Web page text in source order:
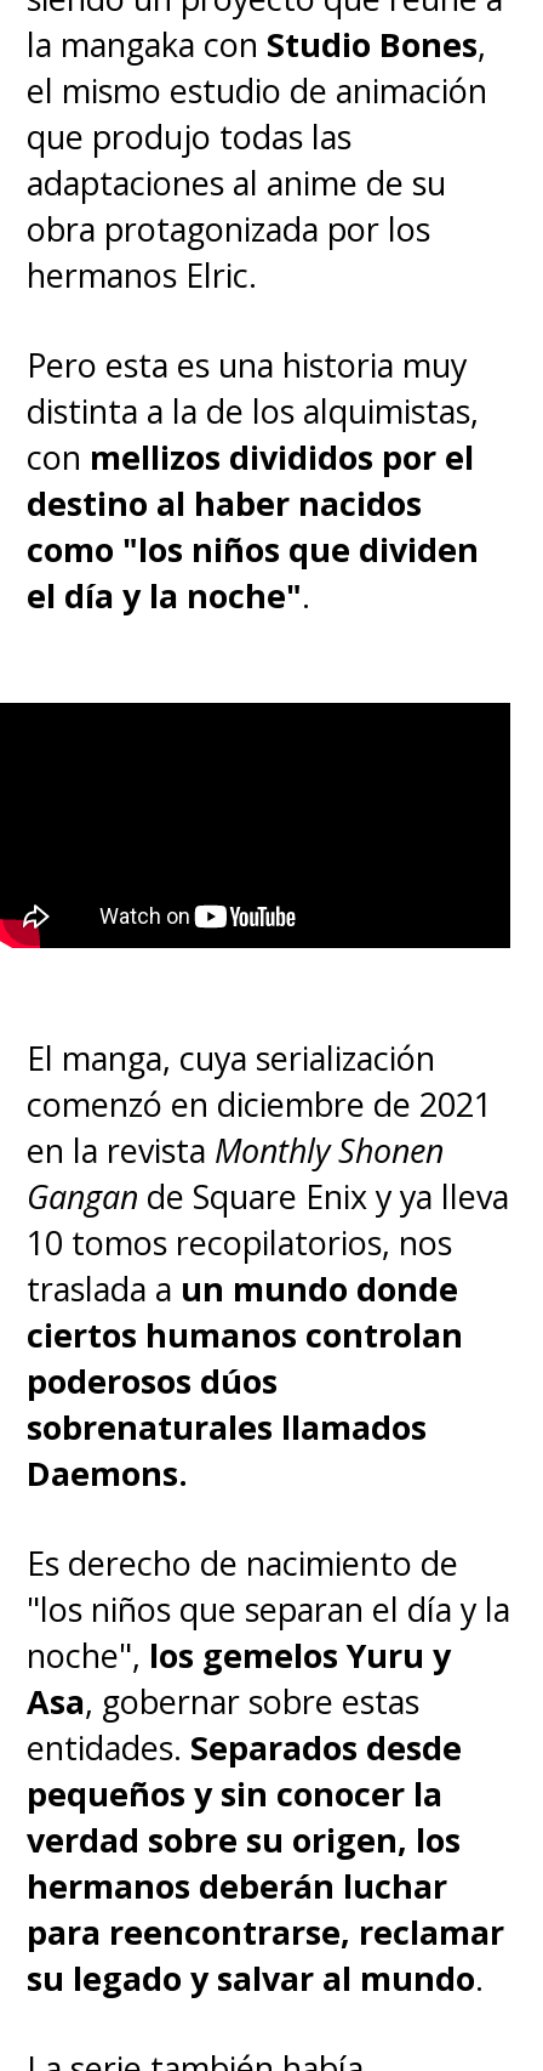
la mangaka con Studio Bones,
el mismo estudio de animación
que produjo todas las
adaptaciones al anime de su
obra protagonizada por los
hermanos Elric.
Pero esta es una historia muy
distinta a la de los alquimistas,
con mellizos divididos por el
destino al haber nacidos
como "los niños que dividen
el día y la noche".
El manga, cuya serialización
comenzó en diciembre de 2021
en la revista Monthly Shonen
Gangan de Square Enix y ya lleva
10 tomos recopilatorios, nos
traslada a un mundo donde
ciertos humanos controlan
poderosos dúos
sobrenaturales llamados
Daemons.
Es derecho de nacimiento de
"los niños que separan el día y la
noche", los gemelos Yuru y
Asa, gobernar sobre estas
entidades. Separados desde
pequeños y sin conocer la
verdad sobre su origen, los
hermanos deberán luchar
para reencontrarse, reclamar
su legado y salvar al mundo.